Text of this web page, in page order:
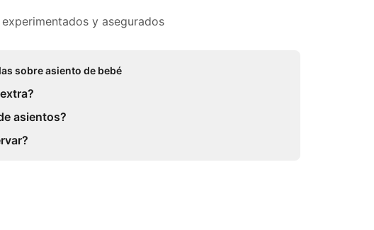
y asegurados
sobre asiento de bebé
asientos?